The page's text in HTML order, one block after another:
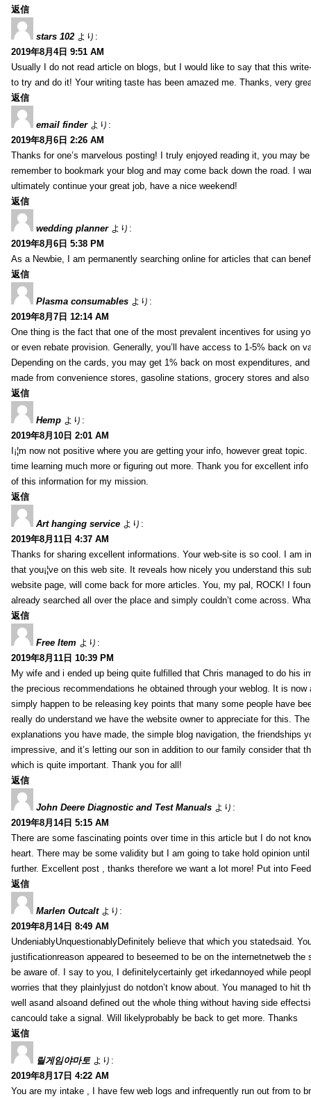
返信
stars 102 より:
2019年8月4日 9:51 AM
Usually I do not read article on blogs, but I would like to say that this
to try and do it! Your writing taste has been amazed me. Thanks, very
返信
email finder より:
2019年8月6日 2:26 AM
Thanks for one’s marvelous posting! I truly enjoyed reading it, you may
remember to bookmark your blog and may come back down the road. I
ultimately continue your great job, have a nice weekend!
返信
wedding planner より:
2019年8月6日 5:38 PM
As a Newbie, I am permanently searching online for articles that can
返信
Plasma consumables より:
2019年8月7日 12:14 AM
One thing is the fact that one of the most prevalent incentives for using
or even rebate provision. Generally, you’ll have access to 1-5% back on
Depending on the cards, you may get 1% back on most expenditures,
made from convenience stores, gasoline stations, grocery stores and also
返信
Hemp より:
2019年8月10日 2:01 AM
I¡¦m now not positive where you are getting your info, however great
time learning much more or figuring out more. Thank you for excellent
of this information for my mission.
返信
Art hanging service より:
2019年8月11日 4:37 AM
Thanks for sharing excellent informations. Your web-site is so cool. I am
that you¡¦ve on this web site. It reveals how nicely you understand this
website page, will come back for more articles. You, my pal, ROCK! I
already searched all over the place and simply couldn’t come across.
返信
Free Item より:
2019年8月11日 10:39 PM
My wife and i ended up being quite fulfilled that Chris managed to do his
the precious recommendations he obtained through your weblog. It is now
simply happen to be releasing key points that many some people have
really do understand we have the website owner to appreciate for this.
explanations you have made, the simple blog navigation, the friendships
impressive, and it’s letting our son in addition to our family consider that
which is quite important. Thank you for all!
返信
John Deere Diagnostic and Test Manuals より:
2019年8月14日 5:15 AM
There are some fascinating points over time in this article but I do not
heart. There may be some validity but I am going to take hold opinion
further. Excellent post , thanks therefore we want a lot more! Put into
返信
Marlen Outcalt より:
2019年8月14日 8:49 AM
UndeniablyUnquestionablyDefinitely believe that which you statedsaid.
justificationreason appeared to beseemed to be on the internetnetweb
be aware of. I say to you, I definitelycertainly get irkedannoyed while
worries that they plainlyjust do notdon’t know about. You managed to hit
well asand alsoand defined out the whole thing without having side
cancould take a signal. Will likelyprobably be back to get more. Thanks
返信
릴게임야마토 より:
2019年8月17日 4:22 AM
You are my intake , I have few web logs and infrequently run out from to